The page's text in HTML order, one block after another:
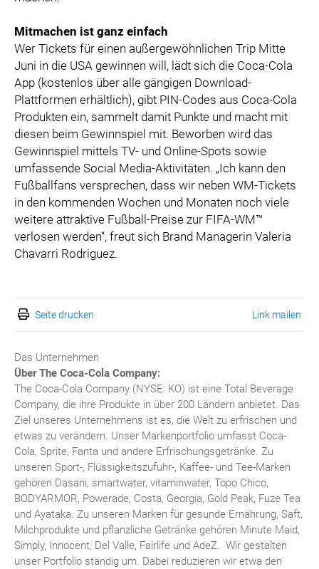
Mitmachen ist ganz einfach
Wer Tickets für einen außergewöhnlichen Trip Mitte
Juni in die USA gewinnen will, lädt sich die Coca-Cola
App (kostenlos über alle gängigen Download-
Plattformen erhältlich), gibt PIN-Codes aus Coca-Cola
Produkten ein, sammelt damit Punkte und macht mit
diesen beim Gewinnspiel mit. Beworben wird das
Gewinnspiel mittels TV- und Online-Spots sowie
umfassende Social Media-Aktivitäten. „Ich kann den
Fußballfans versprechen, dass wir neben WM-Tickets
in den kommenden Wochen und Monaten noch viele
weitere attraktive Fußball-Preise zur FIFA-WM™
verlosen werden“, freut sich Brand Managerin Valeria
Chavarri Rodriguez.
Seite drucken Link mailen
Das Unternehmen
Über The Coca-Cola Company:
The Coca-Cola Company (NYSE: KO) ist eine Total Beverage
Company, die ihre Produkte in über 200 Ländern anbietet. Das
Ziel unseres Unternehmens ist es, die Welt zu erfrischen und
etwas zu verändern. Unser Markenportfolio umfasst Coca-
Cola, Sprite, Fanta und andere Erfrischungsgetränke. Zu
unseren Sport-, Flüssigkeitszufuhr-, Kaffee- und Tee-Marken
gehören Dasani, smartwater, vitaminwater, Topo Chico,
BODYARMOR, Powerade, Costa, Georgia, Gold Peak, Fuze Tea
und Ayataka. Zu unseren Marken für gesunde Ernährung, Saft,
Milchprodukte und pflanzliche Getränke gehören Minute Maid,
Simply, Innocent, Del Valle, Fairlife und AdeZ. Wir gestalten
unser Portfolio ständig um. Dabei reduzieren wir etwa den